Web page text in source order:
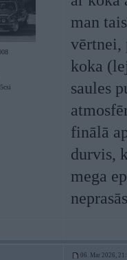
man
vērtnei,
koka
saules
finālā
durvis,
mega
06. Mar 2026,